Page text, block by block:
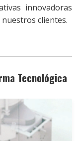
innovadoras
clientes.
Tecnológica